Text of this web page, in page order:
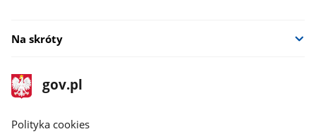
Na skróty
stopka
gov.pl
Strona
gov.pl
gov.pl
Polityka cookies